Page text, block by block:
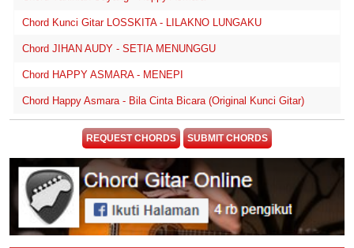
Chord Kunci Gitar LOSSKITA - LILAKNO LUNGAKU
Chord JIHAN AUDY - SETIA MENUNGGU
Chord HAPPY ASMARA - MENEPI
Chord Happy Asmara - Bila Cinta Bicara (Original Kunci Gitar)
REQUEST CHORDS SUBMIT CHORDS